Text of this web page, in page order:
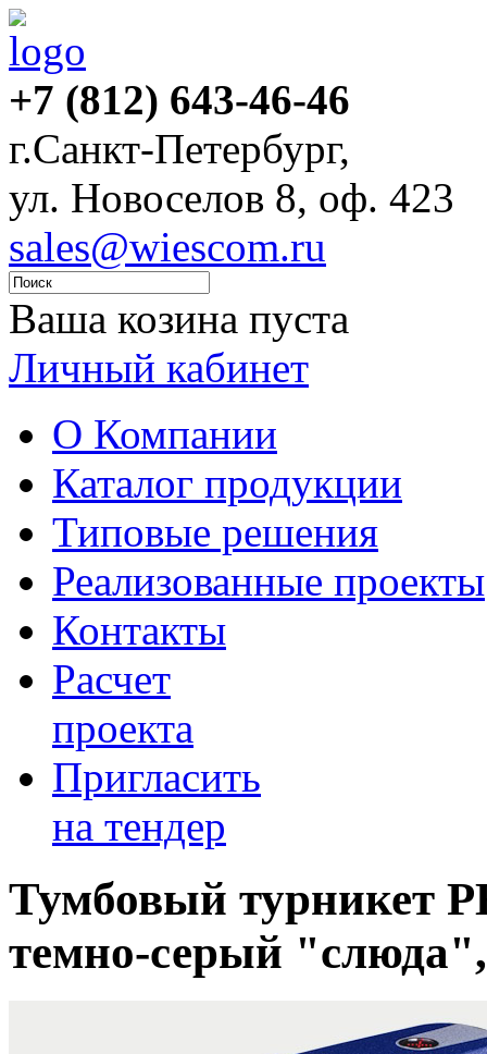
+7 (812) 643-46-46
г.Санкт-Петербург,
ул. Новоселов 8, оф. 423
sales@wiescom.ru
Ваша козина пуста
Личный кабинет
О Компании
Каталог продукции
Типовые решения
Реализованные проекты
Контакты
Расчет
проекта
Пригласить
на тендер
Тумбовый турникет
темно-серый